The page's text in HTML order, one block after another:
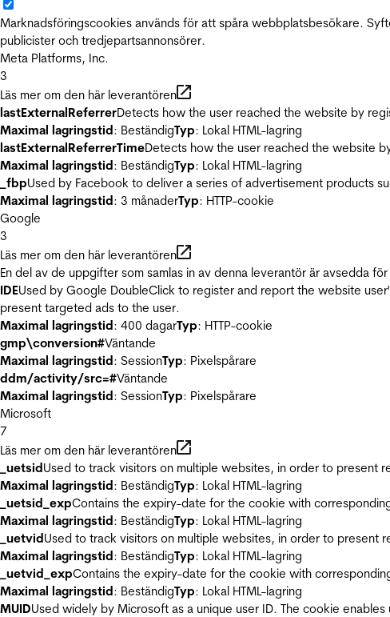
Marknadsföringscookies används för att spåra webbplatsbesökare.
publicister och tredjepartsannonsörer.
Meta Platforms, Inc.
3
Läs mer om den här leverantören
lastExternalReferrerDetects how the user reached the website by
Maximal lagringstid: BeständigTyp: Lokal HTML-lagring
lastExternalReferrerTimeDetects how the user reached the website
Maximal lagringstid: BeständigTyp: Lokal HTML-lagring
_fbpUsed by Facebook to deliver a series of advertisement products
Maximal lagringstid: 3 månaderTyp: HTTP-cookie
Google
3
Läs mer om den här leverantören
En del av de uppgifter som samlas in av denna leverantör är avsedda
IDEUsed by Google DoubleClick to register and report the website
present targeted ads to the user.
Maximal lagringstid: 400 dagarTyp: HTTP-cookie
gmp\conversion#Väntande
Maximal lagringstid: SessionTyp: Pixelspårare
ddm/activity/src=#Väntande
Maximal lagringstid: SessionTyp: Pixelspårare
Microsoft
7
Läs mer om den här leverantören
_uetsidUsed to track visitors on multiple websites, in order to present
Maximal lagringstid: BeständigTyp: Lokal HTML-lagring
_uetsid_expContains the expiry-date for the cookie with
Maximal lagringstid: BeständigTyp: Lokal HTML-lagring
_uetvidUsed to track visitors on multiple websites, in order to present
Maximal lagringstid: BeständigTyp: Lokal HTML-lagring
_uetvid_expContains the expiry-date for the cookie with
Maximal lagringstid: BeständigTyp: Lokal HTML-lagring
MUIDUsed widely by Microsoft as a unique user ID. The cookie